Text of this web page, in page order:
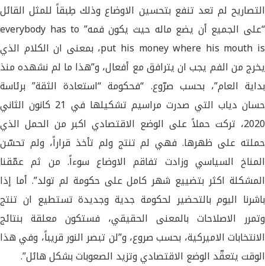
التصاريح لم تعد تنفع بتحسين الاوضاع وذلك طِبقاً للمثل القائل
“على الجميع أن يضع ماله حيث يكون فمه” everybody has to
put his money where his mouth is، بمعنى ان الكلام الذي
يخرج من الفم يجب ان يترافق مع أفعال، و”هذا ما لم نشهده منذ
بداية العام”، بحسب صرّوع. “فحكومة “استعادة الثقة” برئاسة
حسان دياب التي صدرت مراسيم تشكيلها في 21 كانون الثاني
2020، تركت حملاً على الوضع الاقتصادي اكبر من الحمل الذي
حملته على ظهرها. فهي لم تنتج ولم تأخذ قراراً، ولم تحسّن
المناخ السياسي وزادت تفاقم الاوضاع سوءاً. من ثم عمّقنا
المشكلة اكثر بتضييع شهر كامل على حكومة لم تولد”. أما إذا
باشرنا اليوم بالتحضير لحكومة جدية وجديدة تستطيع ان تنتج
وتمرر الاصلاحات بالمعنى الحقيقي، فستكون معلقة بنتائج
الانتخابات الاميركية، بحسب صروع، و”لن تبصر النور قريباً، وفي هذا
الوقت يتعقّد الوضع الاقتصادي وتزيد الصعوبات بشكل هائل”.